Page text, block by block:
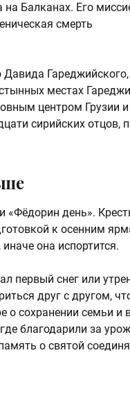
Балканах. Его
смерть
Гареджийского,
местах
центром Грузии
сирийских отцов,
«Фёдорин день».
к осенним
она испортится.
первый снег или
друг с другом,
сохранении семьи и
благодарили за
о святой